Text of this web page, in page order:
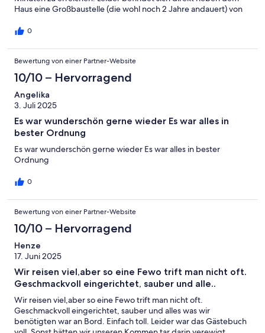
Haus eine Großbaustelle (die wohl noch 2 Jahre andauert) von
steht, würden wir auf jeden Fall die Wohnung noch einmal
0
Bewertung von einer Partner-Website
10/10 – Hervorragend
Angelika
3. Juli 2025
Es war wunderschön gerne wieder Es war alles in
bester Ordnung
Es war wunderschön gerne wieder Es war alles in bester
Ordnung
0
Bewertung von einer Partner-Website
10/10 – Hervorragend
Henze
17. Juni 2025
Wir reisen viel,aber so eine Fewo trift man nicht oft.
Geschmackvoll eingerichtet, sauber und alle..
Wir reisen viel,aber so eine Fewo trift man nicht oft.
Geschmackvoll eingerichtet, sauber und alles was wir
benötigten war an Bord. Einfach toll. Leider war das Gästebuch